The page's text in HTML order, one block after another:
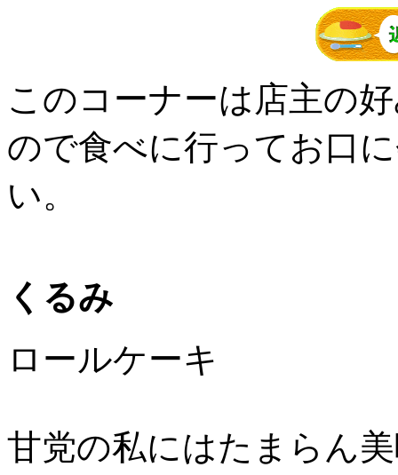
このコーナーは店主の
ので食べに行ってお口
い。
くるみ
ロールケーキ
甘党の私にはたまらん